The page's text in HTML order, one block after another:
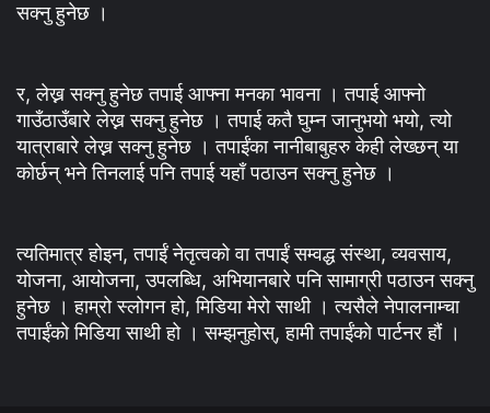
सक्नु हुनेछ ।
र, लेख्न सक्नु हुनेछ तपाई आफ्ना मनका भावना । तपाई आफ्नो
गाउँठाउँबारे लेख्न सक्नु हुनेछ । तपाई कतै घुम्न जानुभयो भयो, त्यो
यात्राबारे लेख्न सक्नु हुनेछ । तपाईंका नानीबाबुहरु केही लेख्छन् या
कोर्छन् भने तिनलाई पनि तपाई यहाँ पठाउन सक्नु हुनेछ ।
त्यतिमात्र होइन, तपाईं नेतृत्वको वा तपाईं सम्वद्ध संस्था, व्यवसाय,
योजना, आयोजना, उपलब्धि, अभियानबारे पनि सामाग्री पठाउन सक्नु
हुनेछ । हाम्रो स्लोगन हो, मिडिया मेरो साथी । त्यसैले नेपालनाम्चा
तपाईंको मिडिया साथी हो । सम्झनुहोस्, हामी तपाईंको पार्टनर हौं ।